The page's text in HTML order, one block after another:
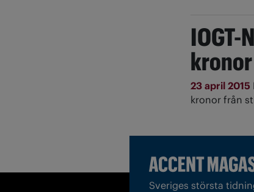
IOGT-
kronor
23 april 2015
kronor från
Sveriges största